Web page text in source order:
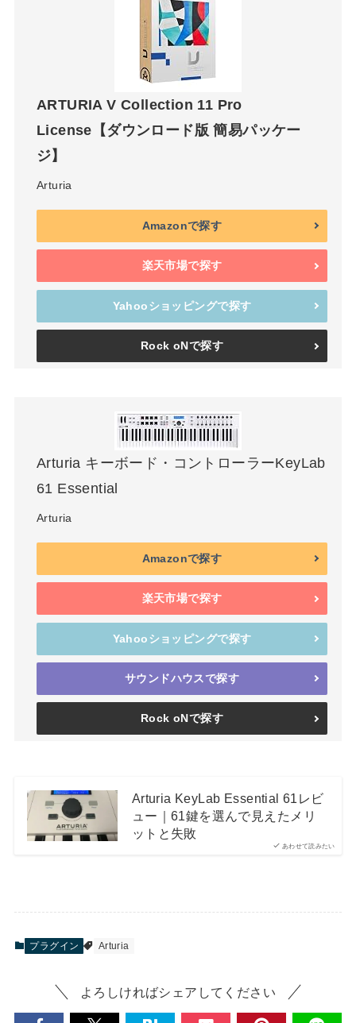
ARTURIA V Collection 11 Pro
License【ダウンロード版 簡易パッケー
ジ】
Arturia
Amazonで探す
楽天市場で探す
Yahooショッピングで探す
Rock oNで探す
Arturia キーボード・コントローラーKeyLab
61 Essential
Arturia
Amazonで探す
楽天市場で探す
Yahooショッピングで探す
サウンドハウスで探す
Rock oNで探す
あわせて読みたい
Arturia KeyLab Essential 61レビ
ュー｜61鍵を選んで見えたメリ
ットと失敗
プラグイン Arturia
よろしければシェアしてください